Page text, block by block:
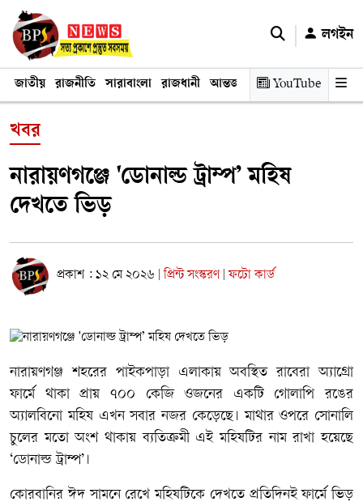
লগইন
জাতীয় রাজনীতি সারাবাংলা রাজধানী আন্তর্জাতিক অর্থনীতি তথ্য
YouTube
খবর
নারায়ণগঞ্জে 'ডোনাল্ড ট্রাম্প’ মহিষ
দেখতে ভিড়
প্রকাশ : ১২ মে ২০২৬ প্রিন্ট সংস্করণ ফটো কার্ড
নারায়ণগঞ্জ শহরের পাইকপাড়া এলাকায় অবস্থিত রাবেরা অ্যাগ্রো
ফার্মে থাকা প্রায় ৭০০ কেজি ওজনের একটি গোলাপি রঙের
অ্যালবিনো মহিষ এখন সবার নজর কেড়েছে। মাথার ওপরে সোনালি
চুলের মতো অংশ থাকায় ব্যতিক্রমী এই মহিষটির নাম রাখা হয়েছে
‘ডোনাল্ড ট্রাম্প’।
কোরবানির ঈদ সামনে রেখে মহিষটিকে দেখতে প্রতিদিনই ফার্মে ভিড়